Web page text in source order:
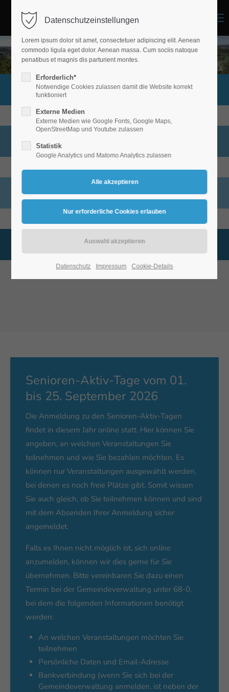
meinOrt-App
Terminvereinbarung
Bürgerinformationssystem
Senioren-Aktiv-Tage vom 01.
bis 25. September 2026
Die Anmeldung zu den Senioren-Aktiv-Tagen
findet in diesem Jahr online statt. Hier können Sie
angeben, an welchen Veranstaltungen Sie
teilnehmen und wie Sie bezahlen möchten. Es
können nur Veranstaltungen ausgewählt werden,
bei denen es noch freie Plätze gibt. Somit wissen
Sie auch gleich, ob Sie teilnehmen können und sind
mit dem Absenden Ihrer Anmeldung sicher
angemeldet.
Falls es Ihnen nicht möglich ist, sich online
anzumelden, können wir dies gerne für Sie
übernehmen. Bitte vereinbaren Sie dazu einen
Termin bei der Gemeindeverwaltung unter 68-0,
bei dem die folgenden Informationen benötigt
werden:
An welchen Veranstaltungen möchten Sie
teilnehmen
Persönliche Daten und Email-Adresse
Bankverbindung (wenn Sie sich bei der
Gemeindeverwaltung anmelden, ist neben der
Datenschutzeinstellungen
Lorem ipsum dolor sit amet, consectetuer adipiscing elit. Aenean
commodo ligula eget dolor. Aenean massa. Cum sociis natoque
penatibus et magnis dis parturient montes.
Erforderlich*
Notwendige Cookies zulassen damit die Website korrekt
funktioniert
Externe Medien
Externe Medien wie Google Fonts, Google Maps,
OpenStreetMap und Youtube zulassen
Statistik
Google Analytics und Matomo Analytics zulassen
Datenschutz Impressum Cookie-Details